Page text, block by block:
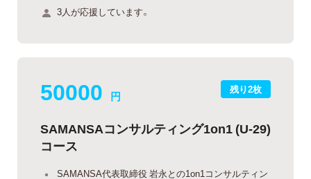
3人が応援しています。
残り2枚
50000 円
SAMANSAコンサルティング1on1 (U-29)
コース
SAMANSA代表取締役 岩永との1on1コンサルティン